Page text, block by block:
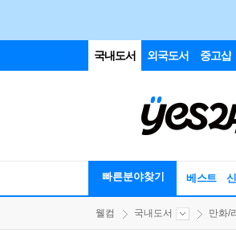
국내도서 외국도서 중고샵
빠른분야찾기 베스트
웰컴 국내도서 만화/